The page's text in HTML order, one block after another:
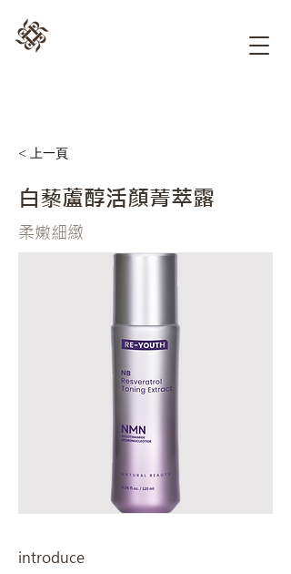
< 上一頁
白藜蘆醇活顏菁萃露
柔嫩細緻
introduce